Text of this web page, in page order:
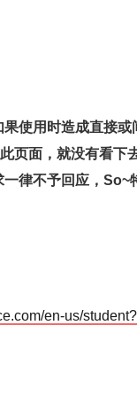
使用时造成直接或
页面，就没有看下
律不予回应，So~
en-us/student?